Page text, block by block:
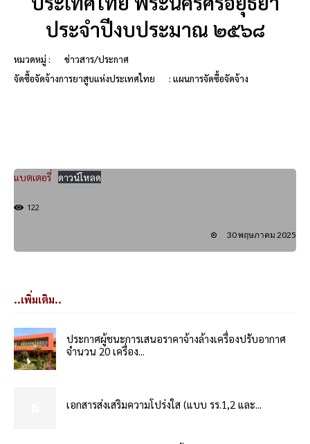
ประจำปีงบประมาณ ๒๕๖๘
หมวดหมู่ :
ข่าวสาร/ประกาศ
จัดซื้อจัดจ้างการยาสูบแห่งประเทศไทย
: แผนการจัดซื้อจัดจ้าง
แบตเตอรี่ ดาวน์โหลด
122
30 พฤษภาคม 2025
..เพิ่มเติม..
ประกาศผู้ชนะการเสนอราคาจ้างล้างเครื่องปรับอากาศ
จำนวน 20 เครื่อง...
เอกสารส่งเสริมความโปร่งใส (แบบ รร.1,2 และ...